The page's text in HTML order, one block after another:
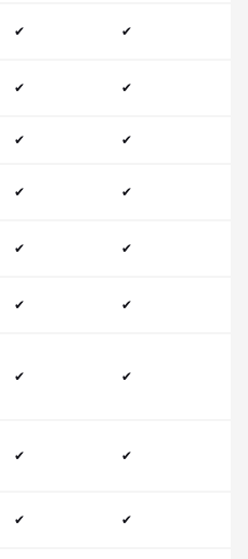
✔ ✔
✔ ✔
✔ ✔
✔ ✔
✔ ✔
✔ ✔
✔ ✔
✔ ✔
✔ ✔